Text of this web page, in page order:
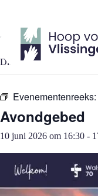
inhoud
« Alle Evenementen
Dit evenement is voorbij.
Evenementenreeks:
Avondgebed
10 juni 2026 om 16:30 -